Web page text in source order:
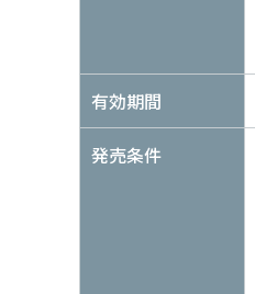
有効期間
発売条件